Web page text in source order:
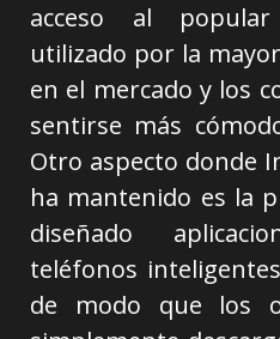
acceso al
utilizado por la
en el mercado y los
sentirse más
Otro aspecto donde
ha mantenido es la
diseñado
teléfonos
de modo que los